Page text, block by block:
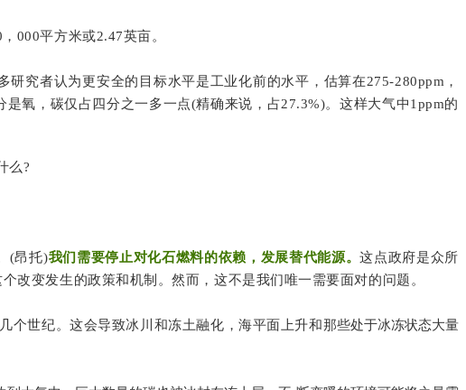
000平方米或2.47英亩。
究者认为更安全的目标水平是工业化前的水平，估算在275-280ppm，
氧，碳仅占四分之一多一点(精确来说，占27.3%)。这样大气中1ppm的
么?
(昂托)我们需要停止对化石燃料的依赖，发展替代能源。这点政府是众所
改变发生的政策和机制。然而，这不是我们唯一需要面对的问题。
个世纪。这会导致冰川和冻土融化，海平面上升和那些处于冰冻状态大量